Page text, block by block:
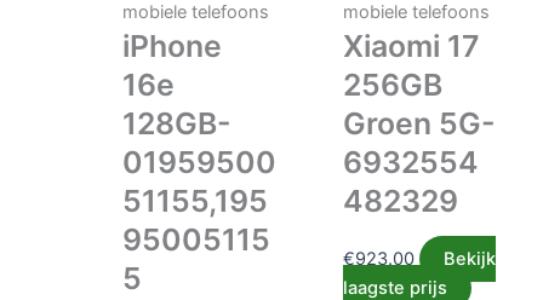
mobiele telefoons
iPhone
16e
128GB-
01959500
51155,195
95005115
5
mobiele telefoons
Xiaomi 17
256GB
Groen 5G-
6932554
482329
€923.00
Bekijk
laagste prijs